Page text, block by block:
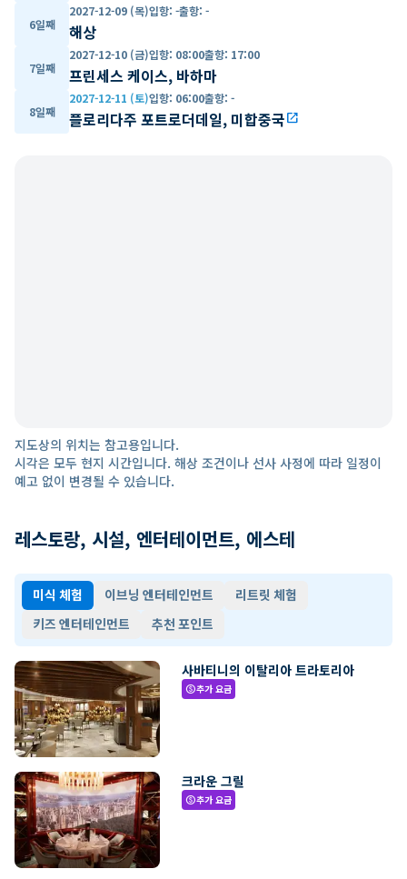
6일째
2027-12-09 (목)입항: -출항: -
해상
7일째
2027-12-10 (금)입항: 08:00출항: 17:00
프린세스 케이스, 바하마
8일째
2027-12-11 (토)입항: 06:00출항: -
플로리다주 포트로더데일, 미합중국open_in_new
지도상의 위치는 참고용입니다.
시각은 모두 현지 시간입니다. 해상 조건이나 선사 사정에 따라 일정이
예고 없이 변경될 수 있습니다.
레스토랑, 시설, 엔터테이먼트, 에스테
미식 체험 이브닝 엔터테인먼트
리트릿 체험
키즈 엔터테인먼트
추천 포인트
사바티니의 이탈리아 트라토리아
paid추가 요금
크라운 그릴
paid추가 요금